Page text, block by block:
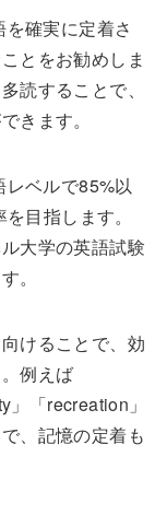
確実に定着さ
とをお勧めしま
読することで、
きます。
ベルで85%以
目指します。
大学の英語試験
。
けることで、効
例えば
「recreation」
、記憶の定着も